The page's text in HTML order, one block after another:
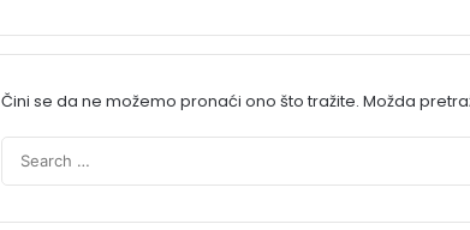
Čini se da ne možemo pronaći ono što tražite. Možda